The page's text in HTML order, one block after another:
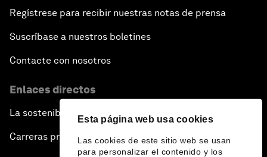
Esta página web usa cookies
Las cookies de este sitio web se usan
para personalizar el contenido y los
Regístrese para recibir nuestras notas de prensa
Suscríbase a nuestros boletines
Contacte con nosotros
Enlaces directos
La sostenibilidad en el Foro
Carreras profesionales